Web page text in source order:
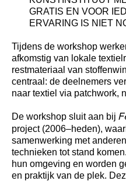
GRATIS EN VOOR
ERVARING IS NIET
Tijdens de workshop
afkomstig van lokale
restmateriaal van
centraal: de deelnemers
naar textiel via patchwork,
De workshop sluit aan bij
project (2006–heden),
samenwerking met
technieken tot stand
hun omgeving en worden
en praktijk van de plek.